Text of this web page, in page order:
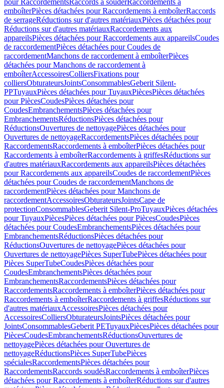
pour RaccordementsRaccords à souderRaccordements à
emboîterPièces détachées pour Raccordements à emboîterRaccords
de serrageRéductions sur d'autres matériauxPièces détachées pour
Réductions sur d'autres matériauxRaccordements aux
appareilsPièces détachées pour Raccordements aux appareilsCoudes
de raccordementPièces détachées pour Coudes de
raccordementManchons de raccordement à emboîterPièces
détachées pour Manchons de raccordement à
emboîterAccessoiresColliersFixations pour
colliersObturateursJointsConsommablesGeberit Silent-
PPTuyauxPièces détachées pour TuyauxPiècesPièces détachées
pour PiècesCoudesPièces détachées pour
CoudesEmbranchementsPièces détachées pour
EmbranchementsRéductionsPièces détachées pour
RéductionsOuvertures de nettoyagePièces détachées pour
Ouvertures de nettoyageRaccordementsPièces détachées pour
RaccordementsRaccordements à emboîterPièces détachées pour
Raccordements à emboîterRaccordements à griffesRéductions sur
d'autres matériauxRaccordements aux appareilsPièces détachées
pour Raccordements aux appareilsCoudes de raccordementPièces
détachées pour Coudes de raccordementManchons de
raccordementPièces détachées pour Manchons de
raccordementAccessoiresObturateursJointsCape de
protectionConsommablesGeberit Silent-ProTuyauxPièces détachées
pour TuyauxPiècesPièces détachées pour PiècesCoudesPièces
détachées pour CoudesEmbranchementsPièces détachées pour
EmbranchementsRéductionsPièces détachées pour
RéductionsOuvertures de nettoyagePièces détachées pour
Ouvertures de nettoyagePièces SuperTubePièces détachées pour
Pièces SuperTubeCoudesPièces détachées pour
CoudesEmbranchementsPièces détachées pour
EmbranchementsRaccordementsPièces détachées pour
RaccordementsRaccordements à emboîterPièces détachées pour
Raccordements à emboîterRaccordements à griffesRéductions sur
d'autres matériauxAccessoiresPièces détachées pour
AccessoiresColliersObturateursJointsPièces détachées pour
JointsConsommablesGeberit PETuyauxPiècesPièces détachées pour
PiècesCoudesEmbranchementsRéductionsOuvertures de
nettoyagePièces détachées pour Ouvertures de
nettoyageRéductionsPièces SuperTubePièces
spécialesRaccordementsPièces détachées pour
RaccordementsRaccords soudésRaccordements à emboîterPièces
détachées pour Raccordements à emboîterRéductions sur d'autres